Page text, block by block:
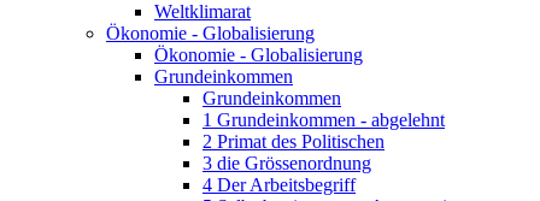
Weltklimarat
Ökonomie - Globalisierung
Ökonomie - Globalisierung
Grundeinkommen
Grundeinkommen
1 Grundeinkommen - abgelehnt
2 Primat des Politischen
3 die Grössenordnung
4 Der Arbeitsbegriff